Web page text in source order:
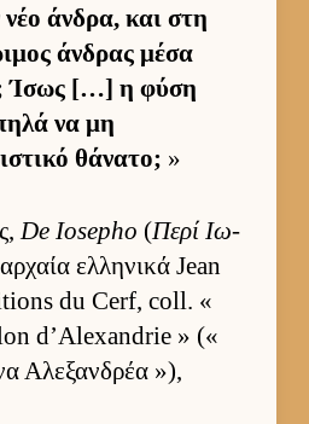
άν­δρα, και στη
άν­δρας μέσα
Ίσως […] η φύση
να μη
θάνατο; »
De Iosepho (Περί Ιω­
ελ­ληνικά Jean
du Cerf, coll. «
d’Alexandrie » («
Αλεξαν­δρέα »),